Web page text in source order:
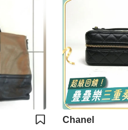
Chanel